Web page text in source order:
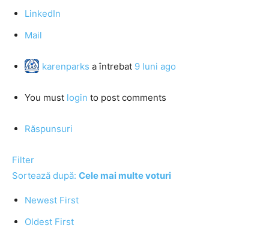
LinkedIn
Mail
karenparks a întrebat 9 luni ago
You must login to post comments
Răspunsuri
Filter
Sortează după: Cele mai multe voturi
Newest First
Oldest First